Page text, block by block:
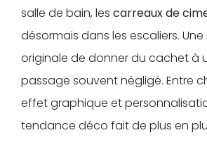
salle de bain, les carreaux de
désormais dans les escaliers.
originale de donner du cachet à
passage souvent négligé. Entre
effet graphique et
tendance déco fait de plus en